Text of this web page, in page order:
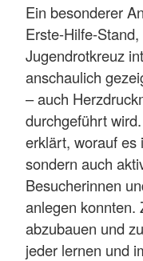
Ein besonderer
Erste-Hilfe-
Jugendrotkreuz
anschaulich
– auch
durchgeführt
erklärt, worauf es
sondern auch
Besucherinnen
anlegen konnten.
abzubauen und
jeder lernen und